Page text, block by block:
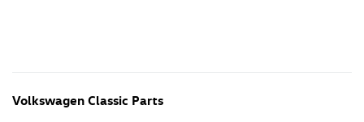
Volkswagen Classic Parts